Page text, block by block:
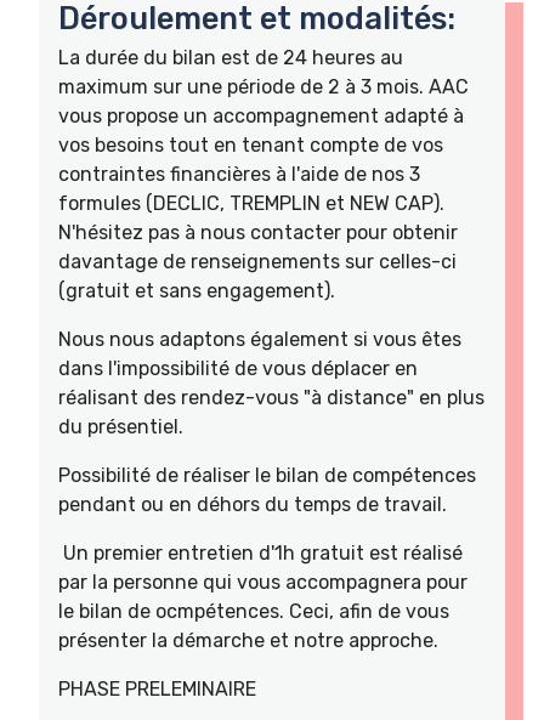
Déroulement et modalités:
La durée du bilan est de 24 heures au
maximum sur une période de 2 à 3 mois. AAC
vous propose un accompagnement adapté à
vos besoins tout en tenant compte de vos
contraintes financières à l'aide de nos 3
formules (DECLIC, TREMPLIN et NEW CAP).
N'hésitez pas à nous contacter pour obtenir
davantage de renseignements sur celles-ci
(gratuit et sans engagement).
Nous nous adaptons également si vous êtes
dans l'impossibilité de vous déplacer en
réalisant des rendez-vous "à distance" en plus
du présentiel.
Possibilité de réaliser le bilan de compétences
pendant ou en déhors du temps de travail.
Un premier entretien d'1h gratuit est réalisé
par la personne qui vous accompagnera pour
le bilan de ocmpétences. Ceci, afin de vous
présenter la démarche et notre approche.
PHASE PRELEMINAIRE